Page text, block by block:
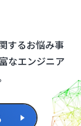
するお悩み事
なエンジニア